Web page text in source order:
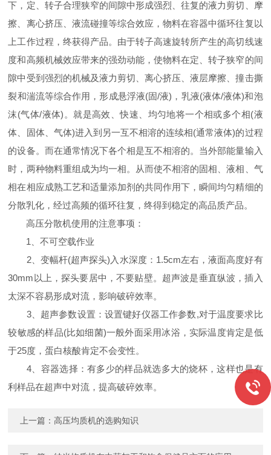
下，定、转子合理狭窄的间隙中形成强烈、往复的液力剪切、摩
擦、离心挤压、液流碰撞等综合效应，物料在容器中循环往复以
上工作过程，终获得产品。由于转子高速旋转所产生的高切线速
度和高频机械效应带来的强劲动能，使物料在定、转子狭窄的间
隙中受到强烈的机械及液力剪切、离心挤压、液层摩擦、撞击撕
裂和湍流等综合作用，形成悬浮液(固/液)，乳液(液体/液体)和泡
沫(气体/液体)。就是高效、快速、均匀地将一个相或多个相(液
体、固体、气体)进入到另一互不相溶的连续相(通常液体)的过程
的设备。而在通常情况下各个相是互不相溶的。当外部能量输入
时，两种物料重组成为均一相。从而使不相溶的固相、液相、气
相在相应成熟工艺和适量添加剂的共同作用下，瞬间均匀精细的
分散乳化，经过高频的循环往复，终得到稳定的高品质产品。
高压分散机使用的注意事项：
1、不可空载作业
2、变幅杆(超声探头)入水深度：1.5cm左右，液面高度好有
30mm以上，探头要居中，不要贴壁。超声波是垂直纵波，插入
太深不容易形成对流，影响破碎效率。
3、超声参数设置：设置键好仪器工作参数,对于温度要求比
较敏感的样品(比如细菌)一般外面采用冰浴，实际温度肯定是低
于25度，蛋白核酸肯定不会变性。
4、容器选择：有多少的样品就选多大的烧杯，这样也是有
利样品在超声中对流，提高破碎效率。
上一篇：高压均质机的选购知识